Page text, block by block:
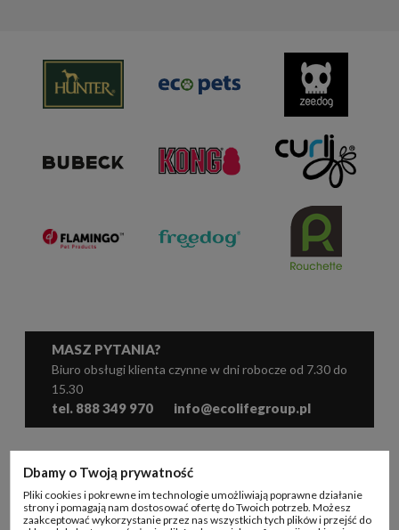
MASZ PYTANIA?
Biuro obsługi klienta czynne w dni robocze od 7.30 do
15.30
tel. 888 349 970 info@ecolifegroup.pl
KONTO B2B
Dbamy o Twoją prywatność
Pliki cookies i pokrewne im technologie umożliwiają poprawne działanie
strony i pomagają nam dostosować ofertę do Twoich potrzeb. Możesz
zaakceptować wykorzystanie przez nas wszystkich tych plików i przejść do